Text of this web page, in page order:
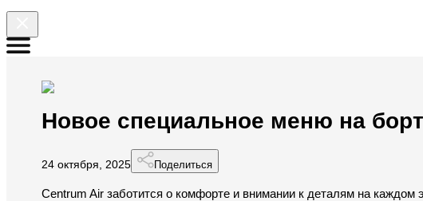
Новое специальное меню на
24 октября, 2025 Поделиться
Centrum Air заботится о комфорте и внимании к деталям на